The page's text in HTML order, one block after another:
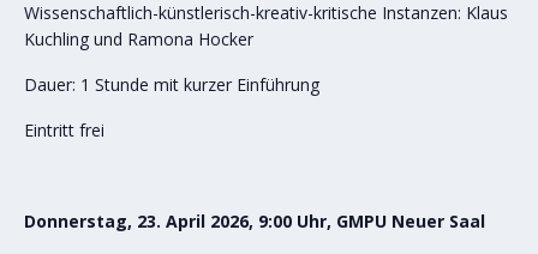
Wissenschaftlich-künstlerisch-kreativ-kritische Instanzen: Klaus
Kuchling und Ramona Hocker
Dauer: 1 Stunde mit kurzer Einführung
Eintritt frei
Donnerstag, 23. April 2026, 9:00 Uhr, GMPU Neuer Saal